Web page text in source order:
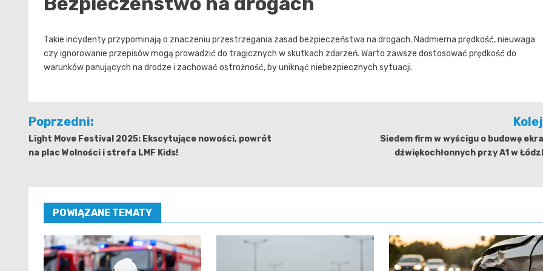
Takie incydenty przypominają o znaczeniu przestrzegania zasad bezpieczeństwa na drogach. Nadmierna prędkość, nieuwaga
czy ignorowanie przepisów mogą prowadzić do tragicznych w skutkach zdarzeń. Warto zawsze dostosować prędkość do
warunków panujących na drodze i zachować ostrożność, by uniknąć niebezpiecznych sytuacji.
Nawigacja
wpisu
Poprzedni:
Light Move Festival 2025: Ekscytujące nowości, powrót
na plac Wolności i strefa LMF Kids!
Siedem firm w wyścigu o budowę
dźwiękochłonnych przy A1 w
POWIĄZANE TEMATY